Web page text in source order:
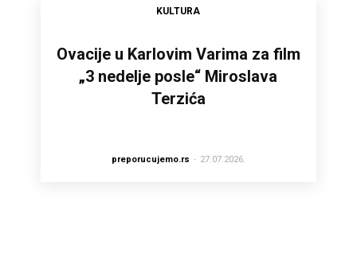
KULTURA
Ovacije u Karlovim Varima za film
„3 nedelje posle“ Miroslava
Terzića
preporucujemo.rs - 27.07.2026.